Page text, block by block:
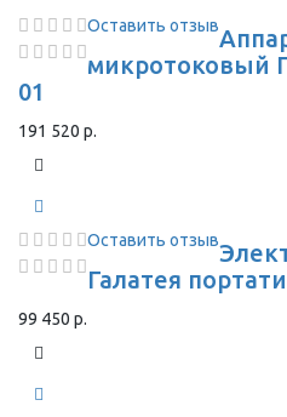
Оставить отзыв
микротоковый
01
191 520 р.
Оставить отзыв
Галатея
99 450 р.